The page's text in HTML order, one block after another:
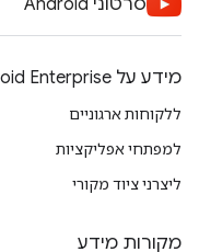
סרטוני Android
מידע על Android Enterprise
ללקוחות ארגוניים
למפתחי אפליקציות
ליצרני ציוד מקורי
מקורות מידע